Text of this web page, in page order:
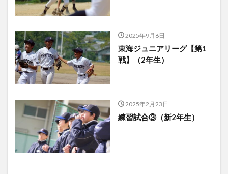
2025年9月6日
東海ジュニアリーグ【第1
戦】（2年生）
2025年2月23日
練習試合③（新2年生）